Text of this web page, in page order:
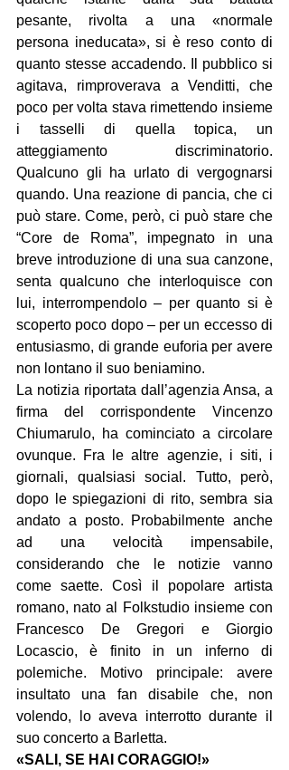
pesante, rivolta a una «normale
persona ineducata», si è reso conto di
quanto stesse accadendo. Il pubblico si
agitava, rimproverava a Venditti, che
poco per volta stava rimettendo insieme
i tasselli di quella topica, un
atteggiamento discriminatorio.
Qualcuno gli ha urlato di vergognarsi
quando. Una reazione di pancia, che ci
può stare. Come, però, ci può stare che
“Core de Roma”, impegnato in una
breve introduzione di una sua canzone,
senta qualcuno che interloquisce con
lui, interrompendolo – per quanto si è
scoperto poco dopo – per un eccesso di
entusiasmo, di grande euforia per avere
non lontano il suo beniamino.
La notizia riportata dall’agenzia Ansa, a
firma del corrispondente Vincenzo
Chiumarulo, ha cominciato a circolare
ovunque. Fra le altre agenzie, i siti, i
giornali, qualsiasi social. Tutto, però,
dopo le spiegazioni di rito, sembra sia
andato a posto. Probabilmente anche
ad una velocità impensabile,
considerando che le notizie vanno
come saette. Così il popolare artista
romano, nato al Folkstudio insieme con
Francesco De Gregori e Giorgio
Locascio, è finito in un inferno di
polemiche. Motivo principale: avere
insultato una fan disabile che, non
volendo, lo aveva interrotto durante il
suo concerto a Barletta.
«SALI, SE HAI CORAGGIO!»